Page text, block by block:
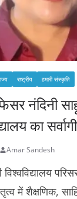
राष्ट्रीय हमारी संस्कृति
नंदिनी
का
Amar Sandesh
विश्वविद्यालय
में शैक्षणिक,